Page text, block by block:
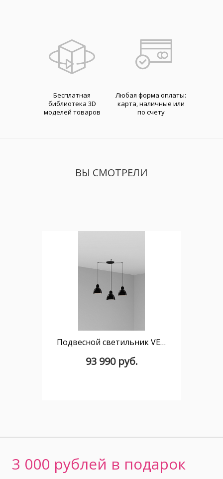
Бесплатная
библиотека 3D
моделей товаров
Любая форма оплаты:
карта, наличные или
по счету
ВЫ СМОТРЕЛИ
Подвесной светильник VENICE 200 3L черный 1xE27 3L
93 990 руб.
3 000 рублей в подарок